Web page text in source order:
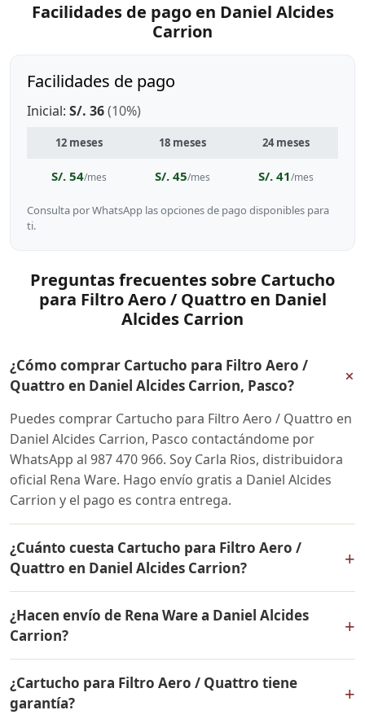
Facilidades de pago en Daniel Alcides
Carrion
Facilidades de pago
Inicial: S/. 36(10%)
12 meses 18 meses 24 meses
S/. 54/mes S/. 45/mes S/. 41/mes
Consulta por WhatsApp las opciones de pago disponibles para
ti.
Preguntas frecuentes sobre Cartucho
para Filtro Aero / Quattro en Daniel
Alcides Carrion
¿Cómo comprar Cartucho para Filtro Aero /
Quattro en Daniel Alcides Carrion, Pasco?
+
Puedes comprar Cartucho para Filtro Aero / Quattro en
Daniel Alcides Carrion, Pasco contactándome por
WhatsApp al 987 470 966. Soy Carla Rios, distribuidora
oficial Rena Ware. Hago envío gratis a Daniel Alcides
Carrion y el pago es contra entrega.
¿Cuánto cuesta Cartucho para Filtro Aero /
Quattro en Daniel Alcides Carrion?
+
mismo en todo el Perú. Contáctame por WhatsApp para
conocer el precio actual, promociones disponibles y
facilidades de pago en cuotas desde el 10% de inicial.
¿Hacen envío de Rena Ware a Daniel Alcides
Carrion?
+
Quattro a Daniel Alcides Carrion, Pasco y a todo el Perú.
El pago es contra entrega.
¿Cartucho para Filtro Aero / Quattro tiene
garantía?
+